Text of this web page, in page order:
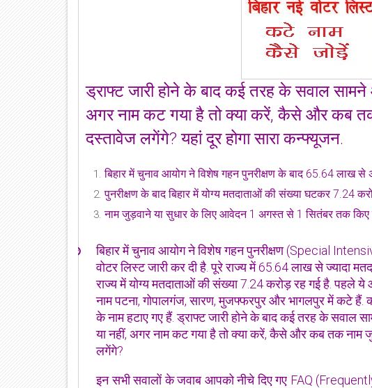
ड्राफ्ट जारी होने के बाद कई तरह के सवाल
अगर नाम कट गया है तो क्या करें, कैसे और कब
दस्तावेज लगेंगे? यहां दूर होगा सारा कन्‍फ्यूजन.
बिहार में चुनाव आयोग ने विशेष गहन पुनरीक्षण के बाद 65.64 लाख
पुनरीक्षण के बाद बिहार में योग्य मतदाताओं की संख्या घटकर 7.24
नाम जुड़वाने या सुधार के लिए आवेदन 1 अगस्त से 1 सितंबर तक
बिहार में चुनाव आयोग ने विशेष गहन पुनरीक्षण (Special
वोटर लिस्ट जारी कर दी है. पूरे राज्‍य में 65.64 लाख से ज्यादा
राज्य में योग्य मतदाताओं की संख्या 7.24 करोड़ रह गई है. पहले
नाम पटना, गोपालगंज, सारण, मुजफ्फरपुर और भागलपुर में कटे हैं.
के नाम हटाए गए हैं. ड्राफ्ट जारी होने के बाद कई तरह के सवाल
या नहीं, अगर नाम कट गया है तो क्या करें, कैसे और कब तक
लगेंगे?
इन सभी सवालों के जवाब आपको नीचे दिए गए FAQ